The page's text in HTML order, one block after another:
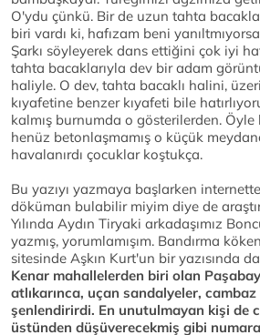
O'ydu çünkü. Bir de uzun tahta
biri vardı ki, hafızam beni
Şarkı söyleyerek dans ettiğini çok iyi
tahta bacaklarıyla dev bir adam
haliyle. O dev, tahta bacaklı halini,
kıyafetine benzer kıyafeti bile
kalmış burnumda o gösterilerden.
henüz betonlaşmamış o küçük
havalanırdı çocuklar koştukça.
Bu yazıyı yazmaya başlarken
döküman bulabilir miyim diye de
Yılında Aydın Tiryaki arkadaşımız
yazmış, yorumlamışım. Bandırma
sitesinde Aşkın Kurt'un bir yazısında
Kenar mahallelerden biri olan
atlıkarınca, uçan sandalyeler,
şenlendirirdi. En unutulmayan kişi de
üstünden düşüverecekmiş gibi